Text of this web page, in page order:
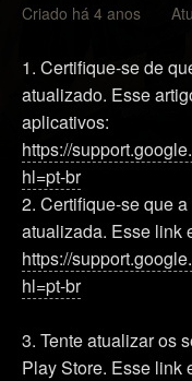
Criado há 4 anos
1. Certifique-se de
atualizado. Esse
aplicativos:
https://
hl=pt-br
2. Certifique-se que
atualizada. Esse link
https://
hl=pt-br
3. Tente atualizar os
Play Store. Esse link